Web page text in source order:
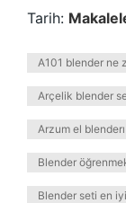
Tarih:
A101 blender ne
Arçelik blender
Arzum el
Blender
Blender seti en